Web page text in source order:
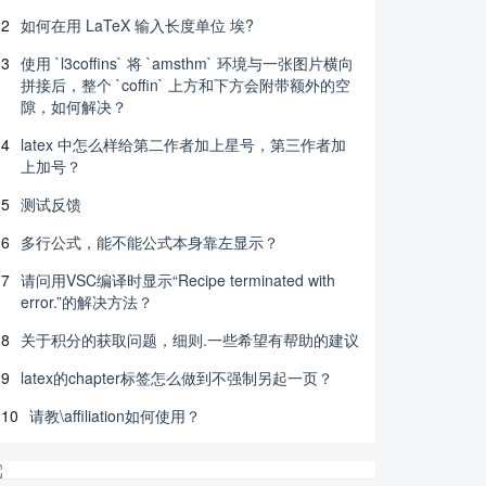
2 如何在用 LaTeX 输入长度单位 埃?
3 使用 `l3coffins` 将 `amsthm` 环境与一张图片横向
拼接后，整个 `coffin` 上方和下方会附带额外的空
隙，如何解决？
4 latex 中怎么样给第二作者加上星号，第三作者加
上加号？
5 测试反馈
6 多行公式，能不能公式本身靠左显示？
7 请问用VSC编译时显示“Recipe terminated with
error.”的解决方法？
8 关于积分的获取问题，细则.一些希望有帮助的建议
9 latex的chapter标签怎么做到不强制另起一页？
10 请教\affiliation如何使用？